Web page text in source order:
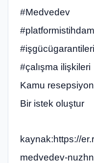
#Medvedev
#işgücügarantileri
#çalışma ilişkileri
Kamu
Bir istek oluştur
kaynak:https://
medvedev-